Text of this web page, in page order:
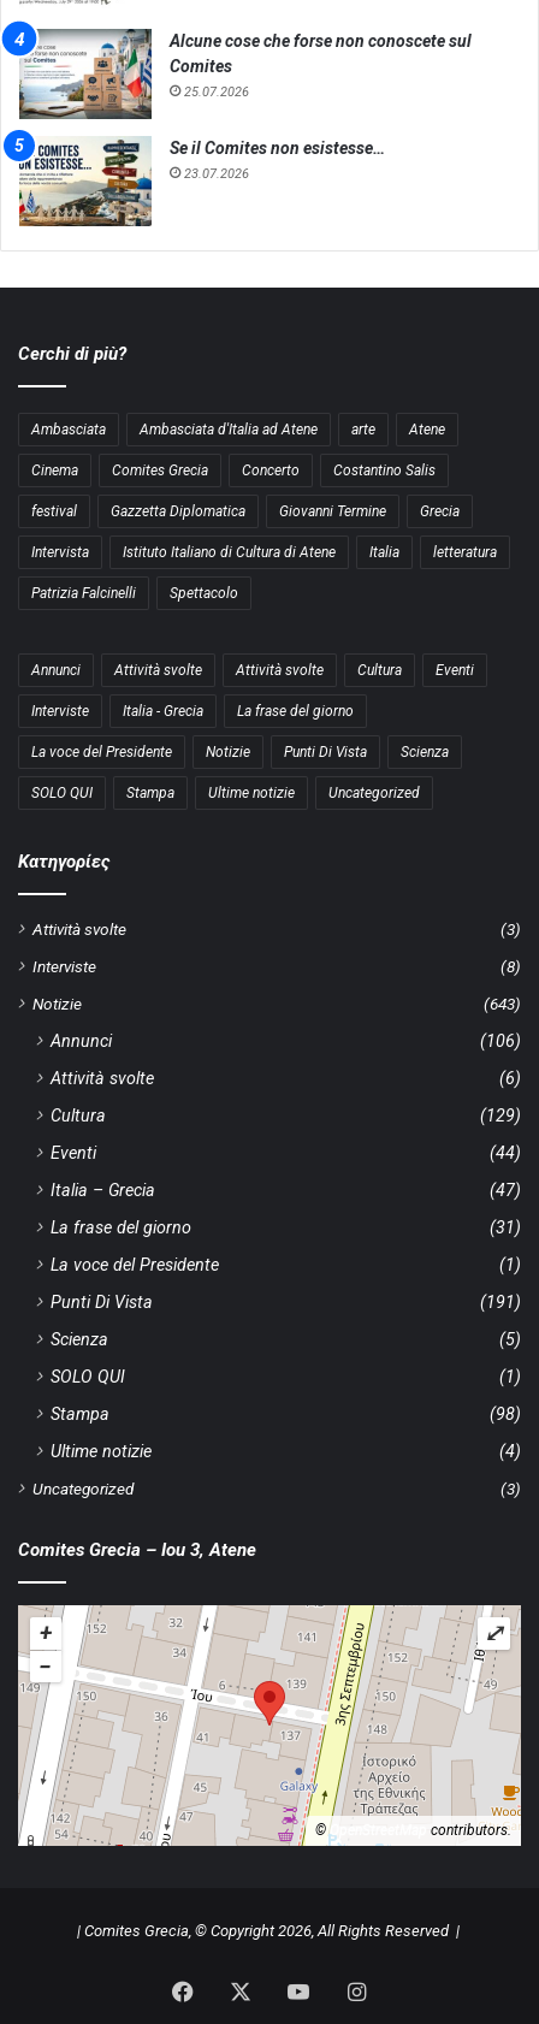
Alcune cose che forse non conoscete sul
Comites
25.07.2026
Se il Comites non esistesse…
23.07.2026
Cerchi di più?
Ambasciata Ambasciata d'Italia ad Atene arte Atene
Cinema Comites Grecia Concerto Costantino Salis
festival Gazzetta Diplomatica Giovanni Termine Grecia
Intervista Istituto Italiano di Cultura di Atene Italia letteratura
Patrizia Falcinelli Spettacolo
Annunci Attività svolte Attività svolte Cultura Eventi
Interviste Italia - Grecia La frase del giorno
La voce del Presidente Notizie Punti Di Vista Scienza
SOLO QUI Stampa Ultime notizie Uncategorized
Kατηγορίες
Attività svolte
(3)
Interviste
(8)
Notizie
(643)
Annunci
(106)
Attività svolte
(6)
Cultura
(129)
Eventi
(44)
Italia – Grecia
(47)
La frase del giorno
(31)
La voce del Presidente
(1)
Punti Di Vista
(191)
Scienza
(5)
SOLO QUI
(1)
Stampa
(98)
Ultime notizie
(4)
Uncategorized
(3)
Comites Grecia – Iou 3, Atene
+
−
©OpenStreetMap contributors.
⤢
| Comites Grecia, © Copyright 2026, All Rights Reserved |
Facebook YouTubeInstagram